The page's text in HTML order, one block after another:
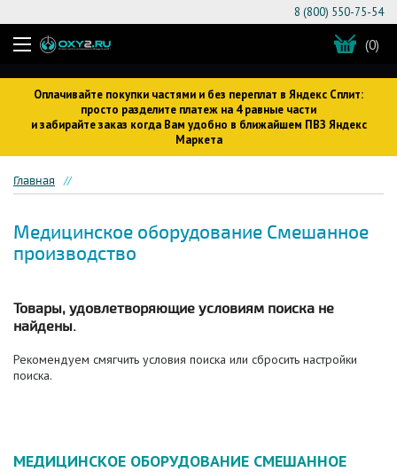
Оплачивайте покупки частями и без переплат в Яндекс Сплит:
просто разделите платеж на 4 равные части
и забирайте заказ когда Вам удобно в ближайшем ПВЗ Яндекс
Маркета
8 (800) 550-75-54
(0)
Главная
Медицинское оборудование Смешанное
производство
Товары, удовлетворяющие условиям поиска не
найдены.
Рекомендуем смягчить условия поиска или сбросить настройки
поиска.
МЕДИЦИНСКОЕ ОБОРУДОВАНИЕ СМЕШАННОЕ